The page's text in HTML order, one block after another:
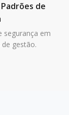
de
segurança em
gestão.